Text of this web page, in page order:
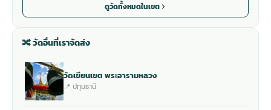
ดูวัดทั้งหมดในเขต
🔀 วัดอื่นที่เราจัดส่ง
วัดเขียนเขต พระอารามหลวง
📍 ปทุมธานี